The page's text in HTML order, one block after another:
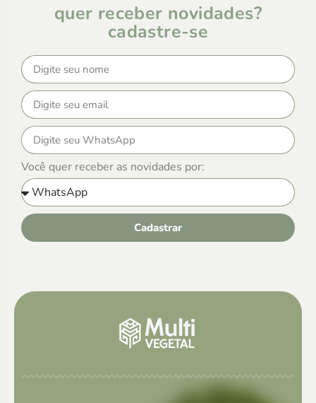
quer receber novidades?
cadastre-se
Você quer receber as novidades por:
Cadastrar